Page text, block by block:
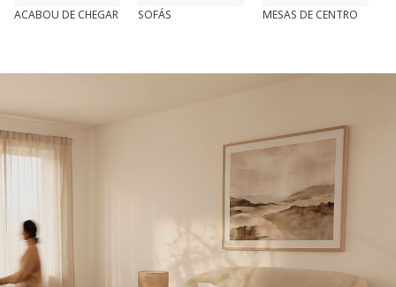
ACABOU DE CHEGAR SOFÁS MESAS DE CENTRO